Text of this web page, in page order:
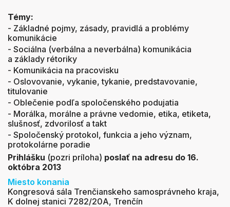
Témy:
- Základné pojmy, zásady, pravidlá a problémy
komunikácie
- Sociálna (verbálna a neverbálna) komunikácia
a základy rétoriky
- Komunikácia na pracovisku
- Oslovovanie, vykanie, tykanie, predstavovanie,
titulovanie
- Oblečenie podľa spoločenského podujatia
- Morálka, morálne a právne vedomie, etika, etiketa,
slušnosť, zdvorilosť a takt
- Spoločenský protokol, funkcia a jeho význam,
protokolárne poradie
Prihlášku (pozri príloha) poslať na adresu do 16.
októbra 2013
Miesto konania
Kongresová sála Trenčianskeho samosprávneho kraja,
K dolnej stanici 7282/20A, Trenčín